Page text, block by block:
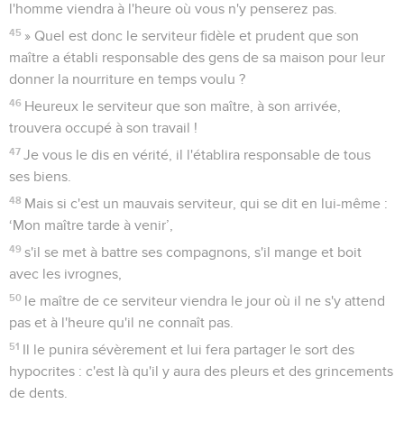
l'homme viendra à l'heure où vous n'y penserez pas.
45 » Quel est donc le serviteur fidèle et prudent que son
maître a établi responsable des gens de sa maison pour leur
donner la nourriture en temps voulu ?
46 Heureux le serviteur que son maître, à son arrivée,
trouvera occupé à son travail !
47 Je vous le dis en vérité, il l'établira responsable de tous
ses biens.
48 Mais si c'est un mauvais serviteur, qui se dit en lui-même :
‘Mon maître tarde à venir’,
49 s'il se met à battre ses compagnons, s'il mange et boit
avec les ivrognes,
50 le maître de ce serviteur viendra le jour où il ne s'y attend
pas et à l'heure qu'il ne connaît pas.
51 Il le punira sévèrement et lui fera partager le sort des
hypocrites : c'est là qu'il y aura des pleurs et des grincements
de dents.